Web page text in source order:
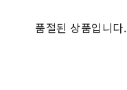
품절된 상품입니다.